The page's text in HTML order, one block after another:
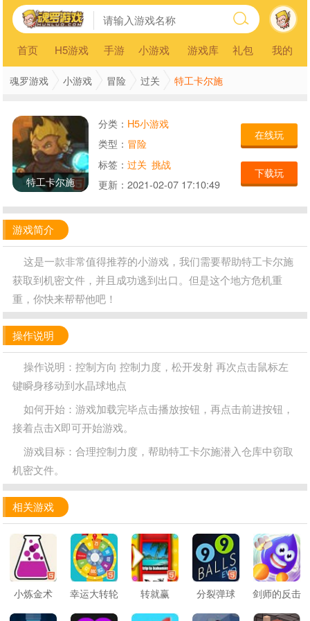
首页 H5游戏 手游 小游戏 游戏库 礼包 我的
魂罗游戏 小游戏 冒险 过关 特工卡尔施
特工卡尔施
分类： H5小游戏
类型： 冒险
标签： 过关 挑战
更新： 2021-02-07 17:10:49
在线玩
下载玩
游戏简介
这是一款非常值得推荐的小游戏，我们需要帮助特工卡尔施
获取到机密文件，并且成功逃到出口。但是这个地方危机重
重，你快来帮帮他吧！
操作说明
操作说明：控制方向 控制力度，松开发射 再次点击鼠标左
键瞬身移动到水晶球地点
如何开始：游戏加载完毕点击播放按钮，再点击前进按钮，
接着点击Х即可开始游戏。
游戏目标：合理控制力度，帮助特工卡尔施潜入仓库中窃取
机密文件。
相关游戏
小炼金术 幸运大转轮 转就赢 分裂弹球 剑师的反击